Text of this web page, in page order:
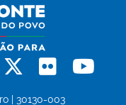
Whatsapp
X Flickr
| 30130-003